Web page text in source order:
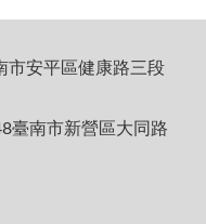
市安平區健康路三段
臺南市新營區大同路